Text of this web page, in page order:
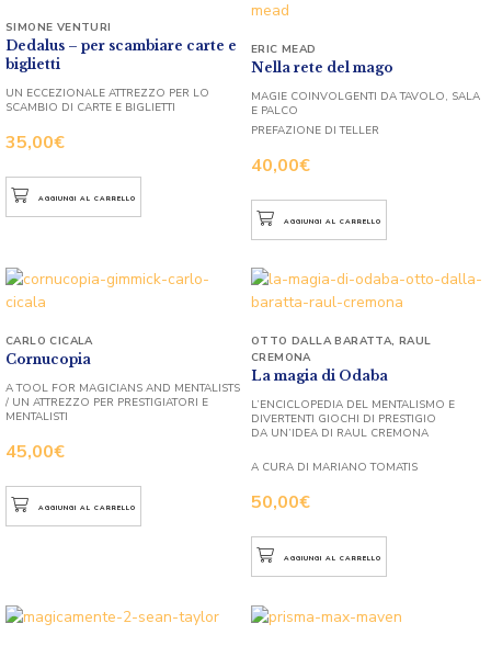
Dedalus – per scambiare carte e
biglietti
35,00€
SIMONE VENTURI
UN ECCEZIONALE ATTREZZO PER LO
SCAMBIO DI CARTE E BIGLIETTI
AGGIUNGI AL CARRELLO
Nella rete del mago
40,00€
ERIC MEAD
MAGIE COINVOLGENTI DA TAVOLO, SALA
E PALCO
PREFAZIONE DI TELLER
AGGIUNGI AL CARRELLO
Cornucopia
45,00€
CARLO CICALA
A TOOL FOR MAGICIANS AND MENTALISTS
/ UN ATTREZZO PER PRESTIGIATORI E
MENTALISTI
AGGIUNGI AL CARRELLO
La magia di Odaba
50,00€
OTTO DALLA BARATTA,RAUL
CREMONA
L’ENCICLOPEDIA DEL MENTALISMO E
DIVERTENTI GIOCHI DI PRESTIGIO
DA UN’IDEA DI RAUL CREMONA
A CURA DI MARIANO TOMATIS
AGGIUNGI AL CARRELLO